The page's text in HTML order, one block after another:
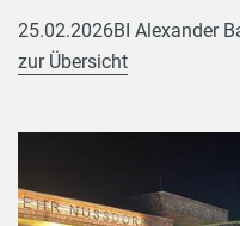
25.02.2026BI Alexander
zur Übersicht